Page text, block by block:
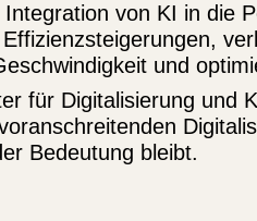
von KI in die
und
für Digitalisierung und
Bedeutung bleibt.